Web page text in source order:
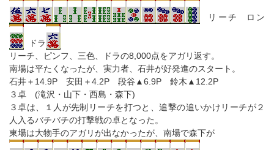
リーチ ロン
ドラ
リーチ、ピンフ、三色、ドラの8,000点をアガリ返す。
南場は平たくなったが、実力者、石井が好発進のスタート。
石井＋14.9P 安田＋4.2P 段谷▲6.9P 鈴木▲12.2P
３卓 (滝沢・山下・西島・森下)
３卓は、１人が先制リーチを打つと、追撃の追いかけリーチが２
人入るバチバチの打撃戦の卓となった。
東場は大物手のアガリが出なかったが、南場で森下が